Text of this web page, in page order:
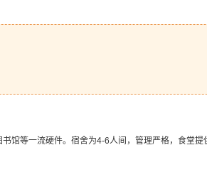
馆等一流硬件。宿舍为4-6人间，管理严格，食堂提